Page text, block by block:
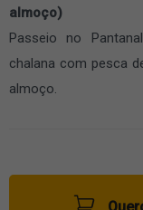
almoço)
Passeio no
chalana com pesca
almoço.